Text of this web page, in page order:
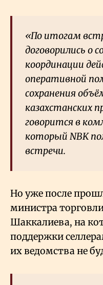
«По итогам
договорились о
координации
оперативной
сохранения
казахстанских
говорится в
который NBK
встречи.
Но уже после
министра
Шаккалиева, на
поддержки
их ведомства не